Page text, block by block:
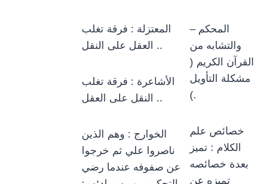
المعتزلة : فرقة تغلب
العقل على النقل ..
الأشاعرة : فرقة تغلب
النقل على العقل ..
الخوارج : وهم الذين
ناصروا علي ثم خرجوا
عن صفوفه عندما رضي
– المحكم
والتشابه من
القرآن الكريم (
مشكلة التأويل
).
خصائص علم
الكلام : تميز
بعدة خصائصه
تميزه عن